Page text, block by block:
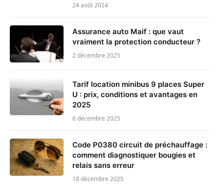
24 août 2024
Assurance auto Maif : que vaut
vraiment la protection conducteur ?
2 décembre 2025
Tarif location minibus 9 places Super
U : prix, conditions et avantages en
2025
6 décembre 2025
Code P0380 circuit de préchauffage :
comment diagnostiquer bougies et
relais sans erreur
18 décembre 2025